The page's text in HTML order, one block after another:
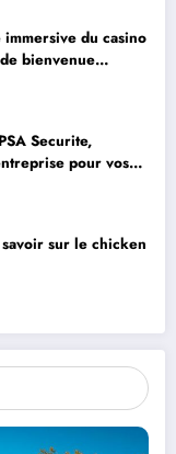
du casino
bienvenue
Securite,
pour vos
sur le chicken